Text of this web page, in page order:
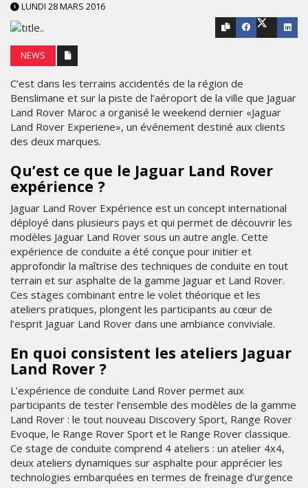
LUNDI 28 MARS 2016
NEWS
C’est dans les terrains accidentés de la région de
Benslimane et sur la piste de l’aéroport de la ville que Jaguar
Land Rover Maroc a organisé le weekend dernier «Jaguar
Land Rover Experiene», un événement destiné aux clients
des deux marques.
Qu’est ce que le Jaguar Land Rover
expérience ?
Jaguar Land Rover Expérience est un concept international
déployé dans plusieurs pays et qui permet de découvrir les
modèles Jaguar Land Rover sous un autre angle. Cette
expérience de conduite a été conçue pour initier et
approfondir la maîtrise des techniques de conduite en tout
terrain et sur asphalte de la gamme Jaguar et Land Rover.
Ces stages combinant entre le volet théorique et les
ateliers pratiques, plongent les participants au cœur de
l’esprit Jaguar Land Rover dans une ambiance conviviale.
En quoi consistent les ateliers Jaguar
Land Rover ?
L’expérience de conduite Land Rover permet aux
participants de tester l’ensemble des modèles de la gamme
Land Rover : le tout nouveau Discovery Sport, Range Rover
Evoque, le Range Rover Sport et le Range Rover classique.
Ce stage de conduite comprend 4 ateliers : un atelier 4x4,
deux ateliers dynamiques sur asphalte pour apprécier les
technologies embarquées en termes de freinage d’urgence